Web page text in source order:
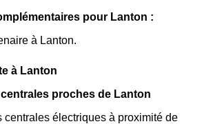
pour Lanton :
à Lanton.
à Lanton
proches de Lanton
centrales électriques à proximité de